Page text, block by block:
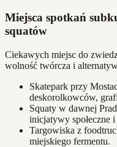
Miejsca spotkań
squatów
Ciekawych miejsc do
wolność twórcza i
Skatepark przy
deskorolkowców,
Squaty w dawnej
inicjatywy społeczne
Targowiska z
miejskiego fermentu.